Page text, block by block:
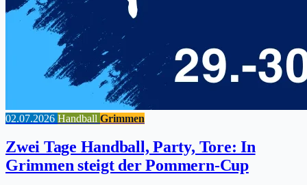
02.07.2026 Handball Grimmen
Zwei Tage Handball, Party, Tore: In
Grimmen steigt der Pommern-Cup